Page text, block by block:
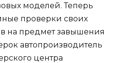
моделей. Теперь
проверки своих
на предмет завышения
автопроизводитель
центра